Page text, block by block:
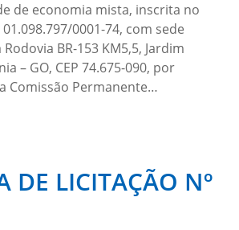
de economia mista, inscrita no
01.098.797/0001-74, com sede
BR-153 KM5,5, Jardim
– GO, CEP 74.675-090, por
Comissão Permanente…
DE LICITAÇÃO Nº